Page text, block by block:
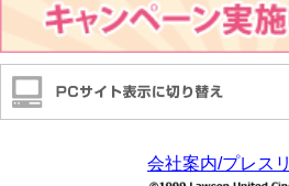
会社案内/プレス